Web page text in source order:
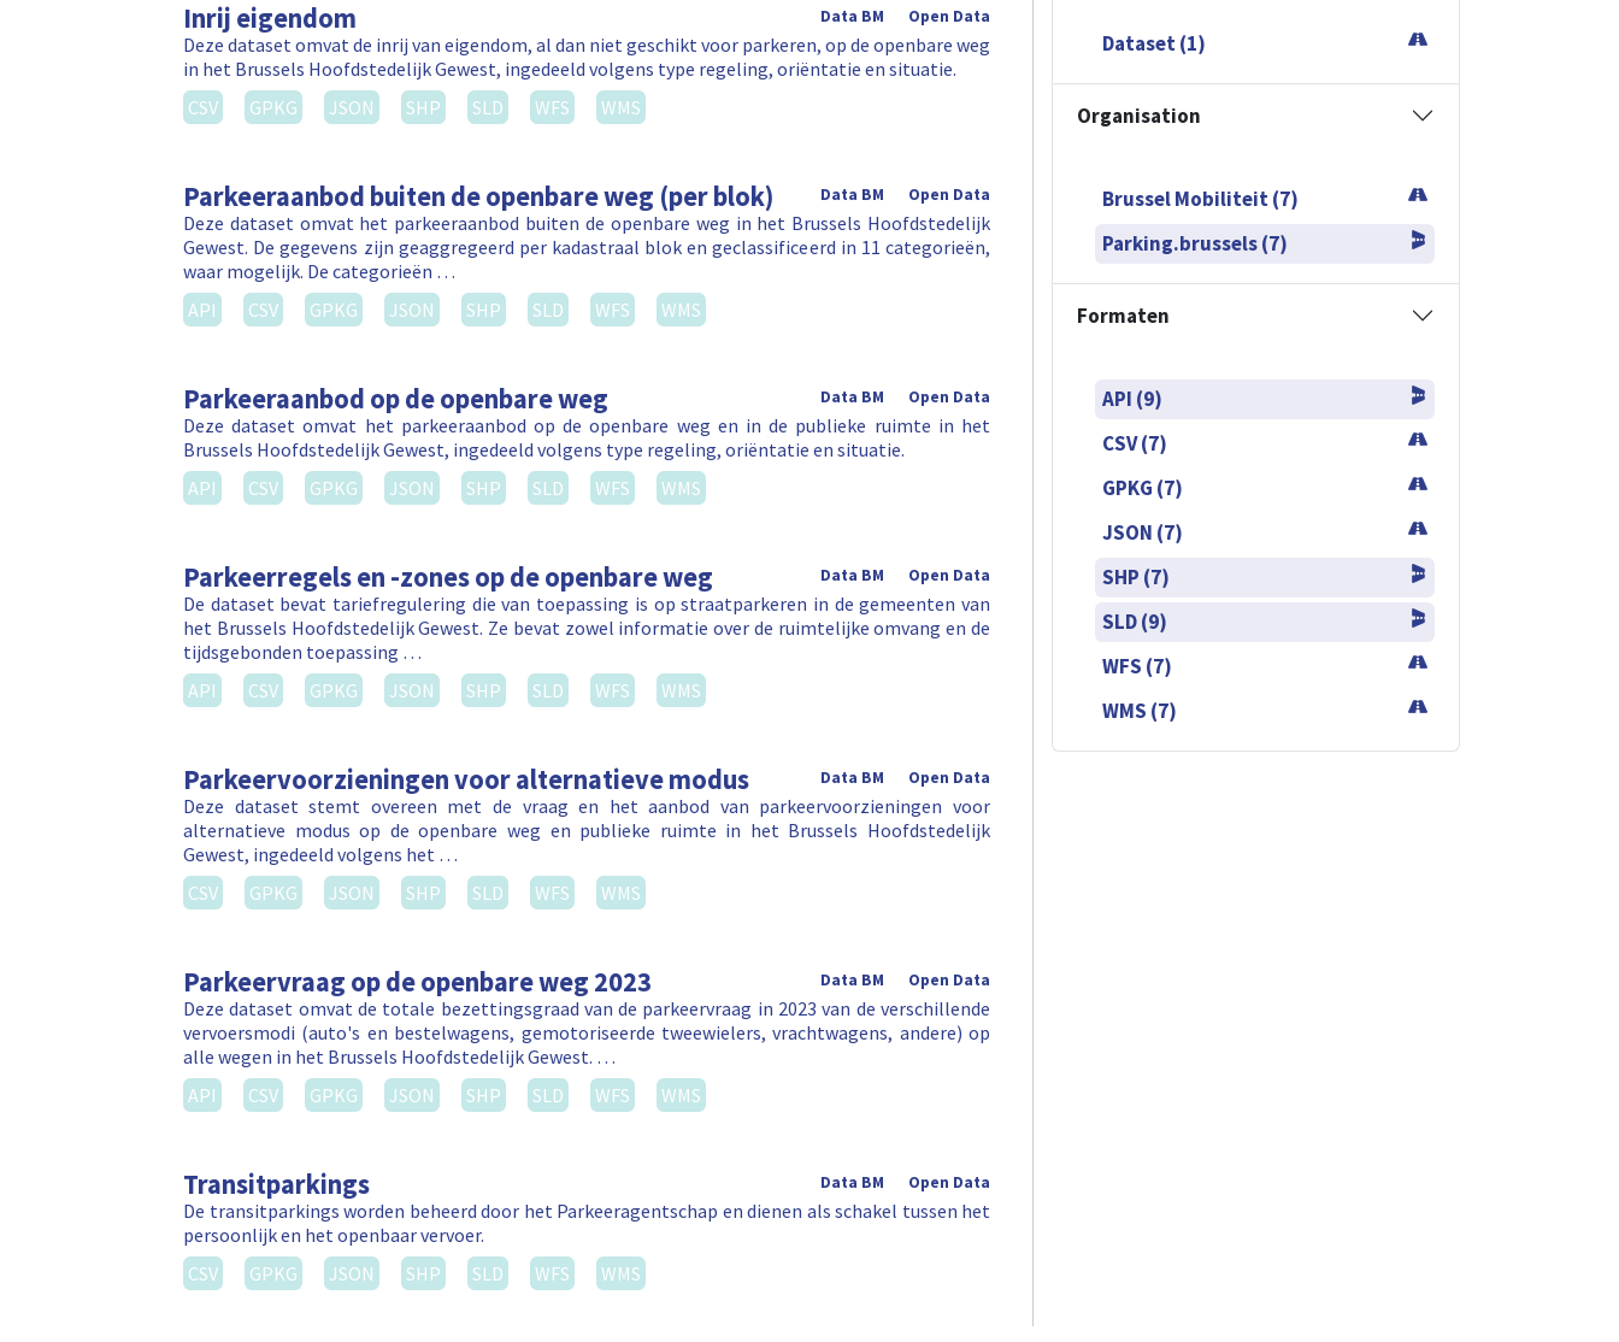
Inrij eigendom Open Data
Data BM
Deze dataset omvat de inrij van eigendom, al dan niet geschikt voor parkeren, op de openbare weg
in het Brussels Hoofdstedelijk Gewest, ingedeeld volgens type regeling, oriëntatie en situatie.
CSV
GPKG JSON SHP SLD WFS WMS
Parkeeraanbod buiten de openbare weg (per blok) Open Data
Data BM
Deze dataset omvat het parkeeraanbod buiten de openbare weg in het Brussels Hoofdstedelijk
Gewest. De gegevens zijn geaggregeerd per kadastraal blok en geclassificeerd in 11 categorieën,
waar mogelijk. De categorieën …
API
CSV GPKG JSON SHP SLD WFS WMS
Parkeeraanbod op de openbare weg Open Data
Data BM
Deze dataset omvat het parkeeraanbod op de openbare weg en in de publieke ruimte in het
Brussels Hoofdstedelijk Gewest, ingedeeld volgens type regeling, oriëntatie en situatie.
API
CSV GPKG JSON SHP SLD WFS WMS
Parkeerregels en -zones op de openbare weg Open Data
Data BM
De dataset bevat tariefregulering die van toepassing is op straatparkeren in de gemeenten van
het Brussels Hoofdstedelijk Gewest. Ze bevat zowel informatie over de ruimtelijke omvang en de
tijdsgebonden toepassing …
API
CSV GPKG JSON SHP SLD WFS WMS
Parkeervoorzieningen voor alternatieve modus Open Data
Data BM
Deze dataset stemt overeen met de vraag en het aanbod van parkeervoorzieningen voor
alternatieve modus op de openbare weg en publieke ruimte in het Brussels Hoofdstedelijk
Gewest, ingedeeld volgens het …
CSV
GPKG JSON SHP SLD WFS WMS
Parkeervraag op de openbare weg 2023 Open Data
Data BM
Deze dataset omvat de totale bezettingsgraad van de parkeervraag in 2023 van de verschillende
vervoersmodi (auto's en bestelwagens, gemotoriseerde tweewielers, vrachtwagens, andere) op
alle wegen in het Brussels Hoofdstedelijk Gewest. …
API
CSV GPKG JSON SHP SLD WFS WMS
Transitparkings Open Data
Data BM
De transitparkings worden beheerd door het Parkeeragentschap en dienen als schakel tussen het
persoonlijk en het openbaar vervoer.
CSV
GPKG JSON SHP SLD WFS WMS
Dataset (1)
Organisation
Brussel Mobiliteit (7)
Parking.brussels (7)
Formaten
API (9)
CSV (7)
GPKG (7)
JSON (7)
SHP (7)
SLD (9)
WFS (7)
WMS (7)